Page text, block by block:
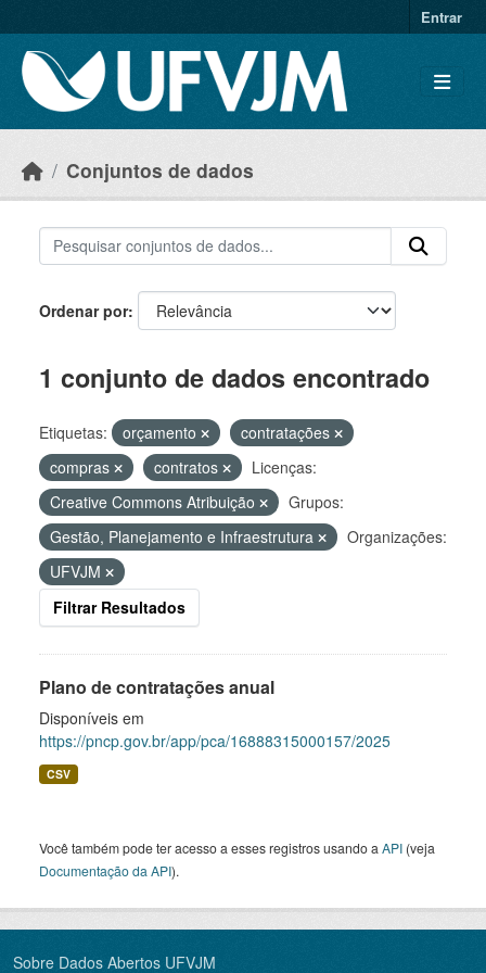
Entrar
Conjuntos de dados
Ordenar por
1 conjunto de dados encontrado
Etiquetas: orçamento
contratações
compras
contratos
Licenças:
Creative Commons Atribuição
Grupos:
Gestão, Planejamento e Infraestrutura
Organizações:
UFVJM
Filtrar Resultados
Plano de contratações anual
Disponíveis em
https://pncp.gov.br/app/pca/16888315000157/2025
CSV
Você também pode ter acesso a esses registros usando a API (veja
Documentação da API).
Sobre Dados Abertos UFVJM